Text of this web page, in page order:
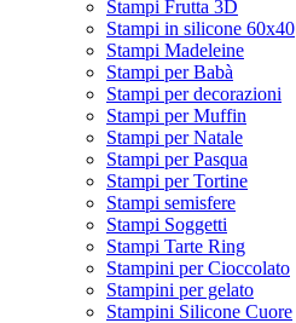
Stampi Frutta 3D
Stampi in silicone 60x40
Stampi Madeleine
Stampi per Babà
Stampi per decorazioni
Stampi per Muffin
Stampi per Natale
Stampi per Pasqua
Stampi per Tortine
Stampi semisfere
Stampi Soggetti
Stampi Tarte Ring
Stampini per Cioccolato
Stampini per gelato
Stampini Silicone Cuore